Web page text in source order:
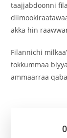
taajjabdoonni
akka hin
Filannichi
tokkummaa
ammaarraa